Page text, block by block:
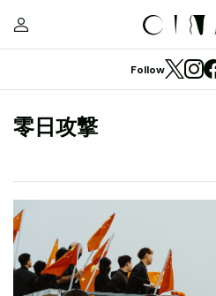
Follow
零日攻撃